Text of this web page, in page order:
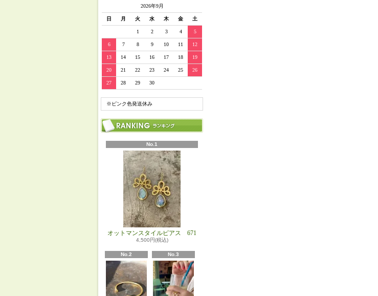
2026年9月
日 月 火 水 木 金 土
1 2 3 4 5
6 7 8 9 10 11 12
13 14 15 16 17 18 19
20 21 22 23 24 25 26
27 28 29 30
※ピンク色発送休み
No.1
オットマンスタイルピアス 671
4,500円(税込)
No.2 No.3